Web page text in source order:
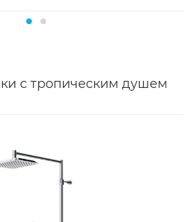
с тропическим душем